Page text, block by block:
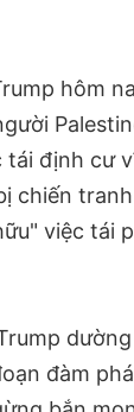
hôm
tái định cư
chiến
việc tái
đàm